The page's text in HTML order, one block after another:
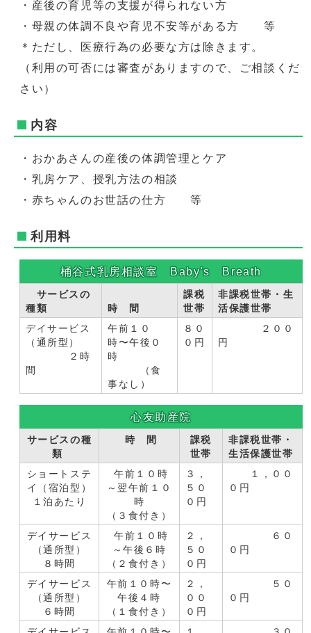
・産後の育児等の支援が得られない方
・母親の体調不良や育児不安等がある方 等
＊ただし、医療行為の必要な方は除きます。
（利用の可否には審査がありますので、ご相談くだ
さい）
内容
・おかあさんの産後の体調管理とケア
・乳房ケア、授乳方法の相談
・赤ちゃんのお世話の仕方 等
利用料
桶谷式乳房相談室 Baby's Breath
サービスの
種類
時 間
課税
世帯
非課税世帯・生
活保護世帯
デイサービス
（通所型）
２時
間
午前１０
時〜午後０
時
（食
事なし）
８０
０円
２００
円
心友助産院
サービスの種
類
時 間
課税
世帯
非課税世帯・
生活保護世帯
ショートステ
イ（宿泊型）
１泊あたり
午前１０時
～翌午前１０
時
（３食付き）
３，
５０
０円
１，００
０円
デイサービス
（通所型）
８時間
午前１０時
～午後６時
（２食付き）
２，
５０
０円
６０
０円
デイサービス
（通所型）
６時間
午前１０時〜
午後４時
（１食付き）
２，
００
０円
５０
０円